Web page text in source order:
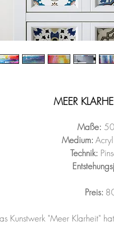
MEER
Maße:
Medium:
Technik:
Preis:
Kunstwerk "Meer Klarheit"